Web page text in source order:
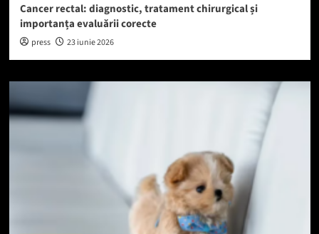
Cancer rectal: diagnostic, tratament chirurgical și
importanța evaluării corecte
press 23 iunie 2026